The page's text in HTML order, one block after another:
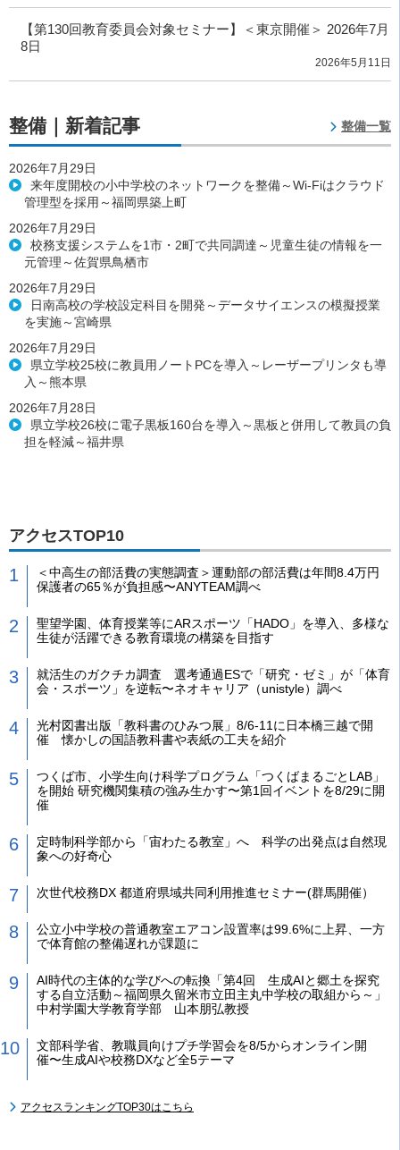
【第130回教育委員会対象セミナー】＜東京開催＞ 2026年7月
8日
2026年5月11日
整備｜新着記事 整備一覧
2026年7月29日
来年度開校の小中学校のネットワークを整備～Wi-Fiはクラウド
管理型を採用～福岡県築上町
2026年7月29日
校務支援システムを1市・2町で共同調達～児童生徒の情報を一
元管理～佐賀県鳥栖市
2026年7月29日
日南高校の学校設定科目を開発～データサイエンスの模擬授業
を実施～宮崎県
2026年7月29日
県立学校25校に教員用ノートPCを導入～レーザープリンタも導
入～熊本県
2026年7月28日
県立学校26校に電子黒板160台を導入～黒板と併用して教員の負
担を軽減～福井県
アクセスTOP10
＜中高生の部活費の実態調査＞運動部の部活費は年間8.4万円
保護者の65％が負担感〜ANYTEAM調べ
聖望学園、体育授業等にARスポーツ「HADO」を導入、多様な
生徒が活躍できる教育環境の構築を目指す
就活生のガクチカ調査 選考通過ESで「研究・ゼミ」が「体育
会・スポーツ」を逆転〜ネオキャリア（unistyle）調べ
光村図書出版「教科書のひみつ展」8/6-11に日本橋三越で開
催 懐かしの国語教科書や表紙の工夫を紹介
つくば市、小学生向け科学プログラム「つくばまるごとLAB」
を開始 研究機関集積の強み生かす〜第1回イベントを8/29に開
催
定時制科学部から「宙わたる教室」へ 科学の出発点は自然現
象への好奇心
次世代校務DX 都道府県域共同利用推進セミナー(群馬開催）
公立小中学校の普通教室エアコン設置率は99.6%に上昇、一方
で体育館の整備遅れが課題に
AI時代の主体的な学びへの転換「第4回 生成AIと郷土を探究
する自立活動～福岡県久留米市立田主丸中学校の取組から～」
中村学園大学教育学部 山本朋弘教授
文部科学省、教職員向けプチ学習会を8/5からオンライン開
催〜生成AIや校務DXなど全5テーマ
アクセスランキングTOP30はこちら